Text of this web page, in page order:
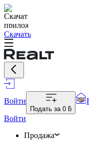
Скачать
Войти
Подать за 0 ƃ
Войти
Продажа